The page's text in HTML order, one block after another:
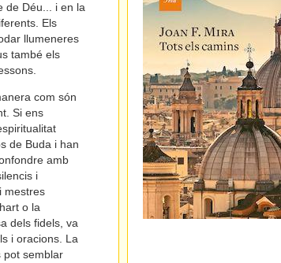
de Déu... i en la
Els
llumeneres
també els
com són
Si ens
de Buda i han
amb
i
mestres
o la
dels fidels, va
i oracions. La
pot semblar